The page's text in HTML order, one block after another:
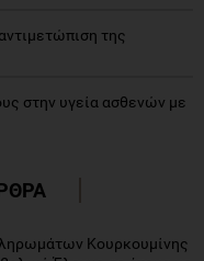
της
στην υγεία ασθενών με
Κουρκουμίνης